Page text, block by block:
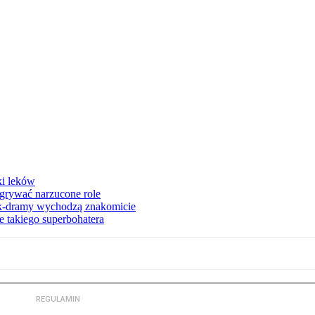
leków
narzucone role
dramy wychodzą znakomicie
superbohatera
REGULAMIN